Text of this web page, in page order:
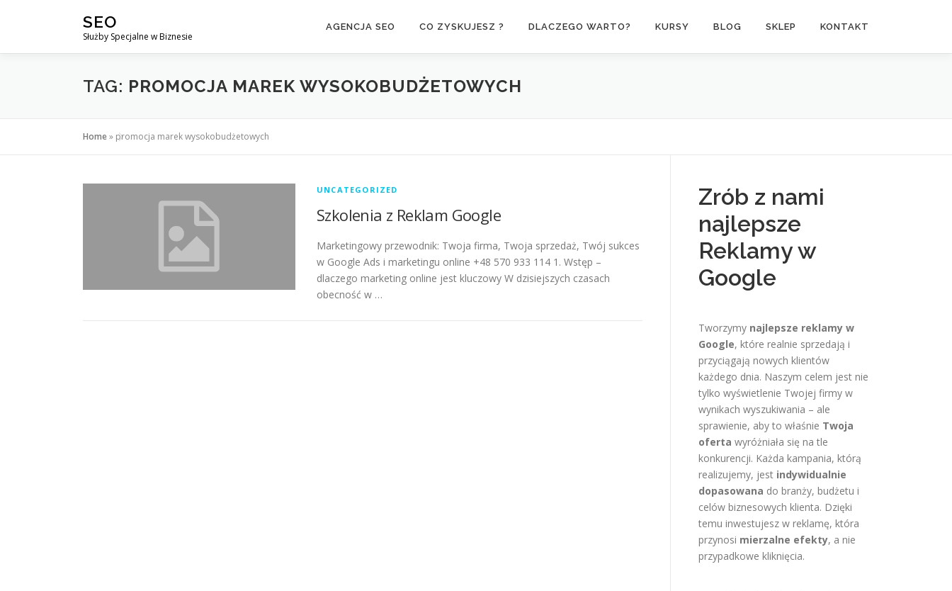
SEO
Służby Specjalne w Biznesie
AGENCJA SEO CO ZYSKUJESZ ? DLACZEGO WARTO? KURSY BLOG SKLEP KONTAKT
TAG: PROMOCJA MAREK WYSOKOBUDŻETOWYCH
Home» promocja marek wysokobudżetowych
UNCATEGORIZED
Szkolenia z Reklam Google
Marketingowy przewodnik: Twoja firma, Twoja sprzedaż, Twój sukces
w Google Ads i marketingu online +48 570 933 114 1. Wstęp –
dlaczego marketing online jest kluczowy W dzisiejszych czasach
obecność w …
Zrób z nami
najlepsze
Reklamy w
Google
Tworzymy najlepsze reklamy w
Google, które realnie sprzedają i
przyciągają nowych klientów
każdego dnia. Naszym celem jest nie
tylko wyświetlenie Twojej firmy w
wynikach wyszukiwania – ale
sprawienie, aby to właśnie Twoja
oferta wyróżniała się na tle
konkurencji. Każda kampania, którą
realizujemy, jest indywidualnie
dopasowana do branży, budżetu i
celów biznesowych klienta. Dzięki
temu inwestujesz w reklamę, która
przynosi mierzalne efekty, a nie
przypadkowe kliknięcia.